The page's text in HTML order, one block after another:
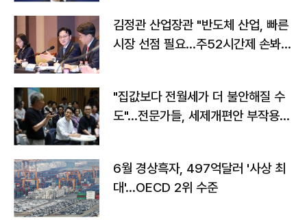
김정관 산업장관 "반도체 산업, 빠른
시장 선점 필요…주52시간제 손봐
"집값보다 전월세가 더 불안해질 수
도"…전문가들, 세제개편안 부작용
6월 경상흑자, 497억달러 '사상 최
대'…OECD 2위 수준